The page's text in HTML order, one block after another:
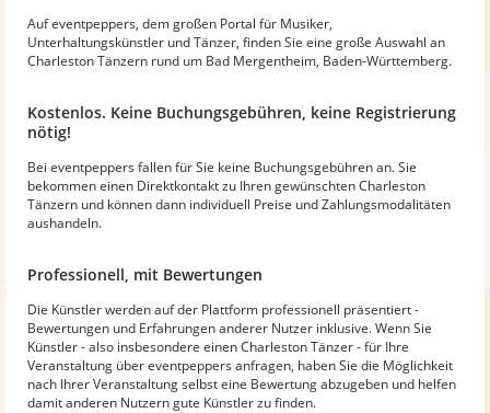
Auf eventpeppers, dem großen Portal für Musiker,
Unterhaltungskünstler und Tänzer, finden Sie eine große Auswahl an
Charleston Tänzern rund um Bad Mergentheim, Baden-Württemberg.
Kostenlos. Keine Buchungsgebühren, keine Registrierung
nötig!
Bei eventpeppers fallen für Sie keine Buchungsgebühren an. Sie
bekommen einen Direktkontakt zu Ihren gewünschten Charleston
Tänzern und können dann individuell Preise und Zahlungsmodalitäten
aushandeln.
Professionell, mit Bewertungen
Die Künstler werden auf der Plattform professionell präsentiert -
Bewertungen und Erfahrungen anderer Nutzer inklusive. Wenn Sie
Künstler - also insbesondere einen Charleston Tänzer - für Ihre
Veranstaltung über eventpeppers anfragen, haben Sie die Möglichkeit
nach Ihrer Veranstaltung selbst eine Bewertung abzugeben und helfen
damit anderen Nutzern gute Künstler zu finden.